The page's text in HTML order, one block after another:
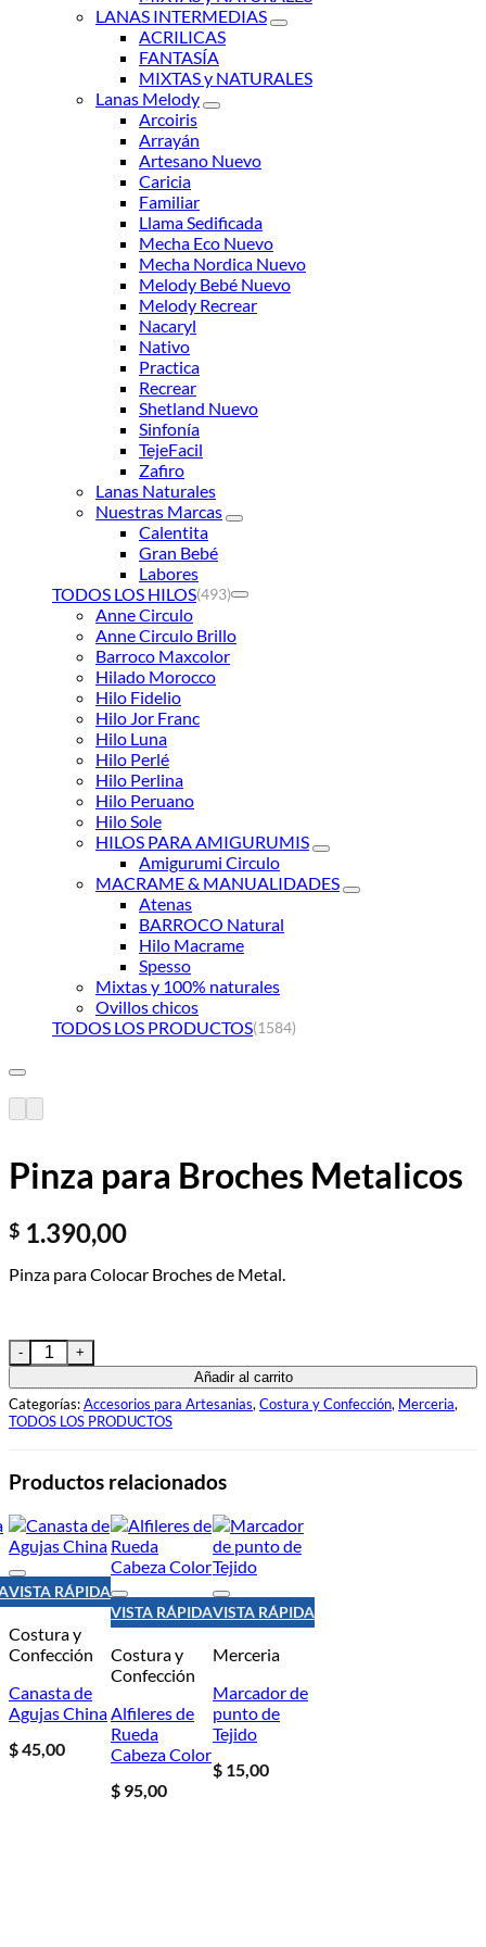
LANAS INTERMEDIAS
ACRILICAS
FANTASÍA
MIXTAS y NATURALES
Lanas Melody
Arcoiris
Arrayán
Artesano Nuevo
Caricia
Familiar
Llama Sedificada
Mecha Eco Nuevo
Mecha Nordica Nuevo
Melody Bebé Nuevo
Melody Recrear
Nacaryl
Nativo
Practica
Recrear
Shetland Nuevo
Sinfonía
TejeFacil
Zafiro
Lanas Naturales
Nuestras Marcas
Calentita
Gran Bebé
Labores
TODOS LOS HILOS(493)
Anne Circulo
Anne Circulo Brillo
Barroco Maxcolor
Hilado Morocco
Hilo Fidelio
Hilo Jor Franc
Hilo Luna
Hilo Perlé
Hilo Perlina
Hilo Peruano
Hilo Sole
HILOS PARA AMIGURUMIS
Amigurumi Circulo
MACRAME & MANUALIDADES
Atenas
BARROCO Natural
Hilo Macrame
Spesso
Mixtas y 100% naturales
Ovillos chicos
TODOS LOS PRODUCTOS(1584)
Pinza para Broches Metalicos
$ 1.390,00
Pinza para Colocar Broches de Metal.
Pinza para Broches Metalicos cantidad
Añadir al carrito
Categorías:Accesorios para Artesanias, Costura y Confección, Merceria,
TODOS LOS PRODUCTOS
Productos relacionados
Añadir
deseos
VISTA RÁPIDA
Costura y
Confección
Canasta de
Agujas China
$45,00
Añadir
deseos
VISTA RÁPIDA
Costura y
Confección
Alfileres de
Rueda
Cabeza Color
$ 95,00
Añadir
deseos
VISTA RÁPIDA
Merceria
Marcador de
punto de
Tejido
$ 15,00